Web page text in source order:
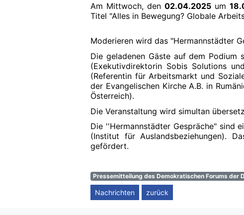
Am Mittwoch, den02.04.2025 um
Titel "Alles in Bewegung? Globale
Moderieren wird das "Hermannstädter
Die geladenen Gäste auf dem Podium
(Exekutivdirektorin Sobis Solutions
(Referentin für Arbeitsmarkt und
der Evangelischen Kirche A.B. in
Österreich).
Die Veranstaltung wird simultan
Die ''Hermannstädter Gespräche" sind
(Institut für Auslandsbeziehungen).
gefördert.
Pressemitteilung des Demokratischen Forums der
Nachrichten zurück